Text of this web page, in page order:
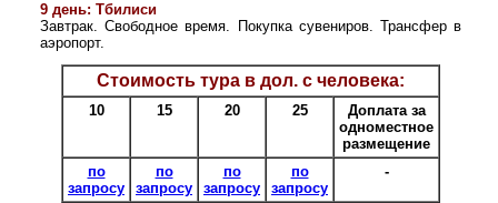
9 день: Тбилиси
Завтрак. Свободное время. Покупка сувениров. Трансфер в
аэропорт.
Стоимость тура в дол. с человека:
10 15 20 25
Доплата за
одноместное
размещение
по
запросу
по
запросу
по
запросу
по
запросу
-